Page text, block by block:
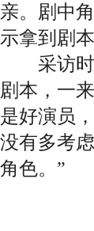
亲。剧中
示拿到剧
采访时
剧本，一
是好演员
没有多考
角色。”